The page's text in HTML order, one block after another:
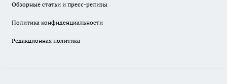
Обзорные статьи и пресс-релизы
Политика конфиденциальности
Редакционная политика